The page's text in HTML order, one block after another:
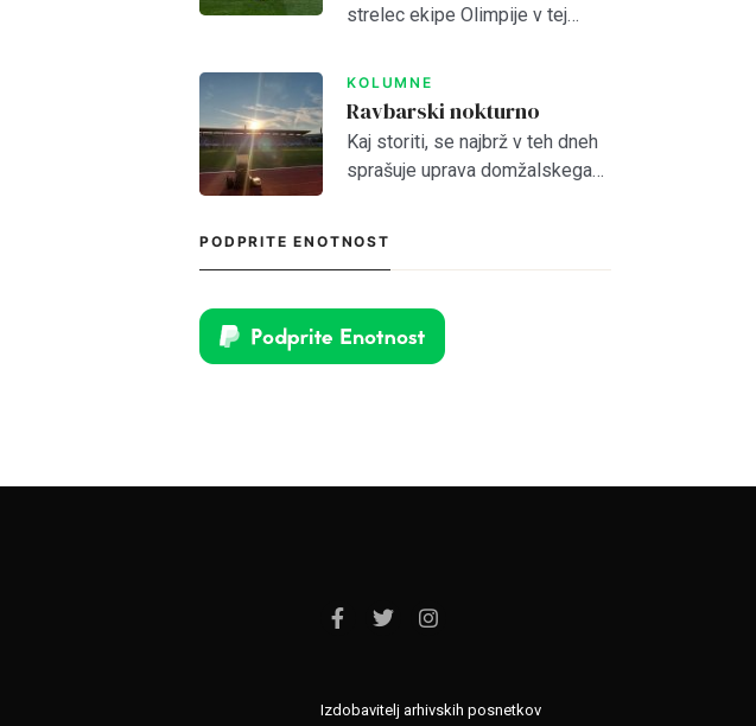
strelec ekipe Olimpije v tej
Ivana Durdova zdaj Antonio
Marin, ki je na tekmah s Celjem
in Aluminijem predstavljal novo
[…]
KOLUMNE
Ravbarski nokturno
Kaj storiti, se najbrž v teh dneh
sprašuje uprava domžalskega
navijače, […]
PODPRITE ENOTNOST
Izdobavitelj arhivskih posnetkov